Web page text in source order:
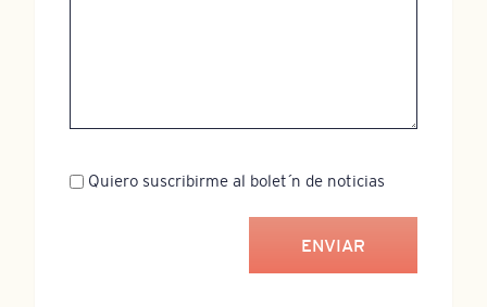
Newsletter
Quiero suscribirme al boletín de noticias